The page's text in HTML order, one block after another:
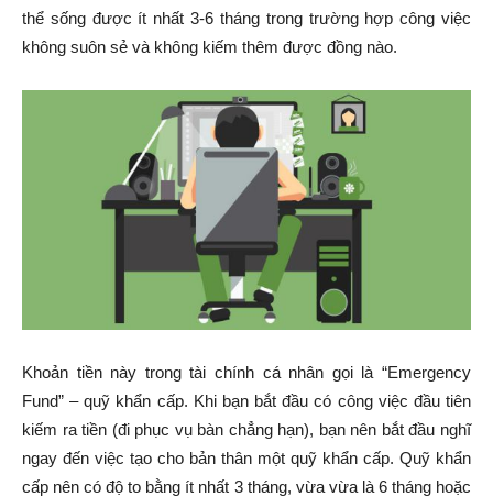
thể sống được ít nhất 3-6 tháng trong trường hợp công việc
không suôn sẻ và không kiếm thêm được đồng nào.
Khoản tiền này trong tài chính cá nhân gọi là “Emergency
Fund” – quỹ khẩn cấp. Khi bạn bắt đầu có công việc đầu tiên
kiếm ra tiền (đi phục vụ bàn chẳng hạn), bạn nên bắt đầu nghĩ
ngay đến việc tạo cho bản thân một quỹ khẩn cấp. Quỹ khẩn
cấp nên có độ to bằng ít nhất 3 tháng, vừa vừa là 6 tháng hoặc